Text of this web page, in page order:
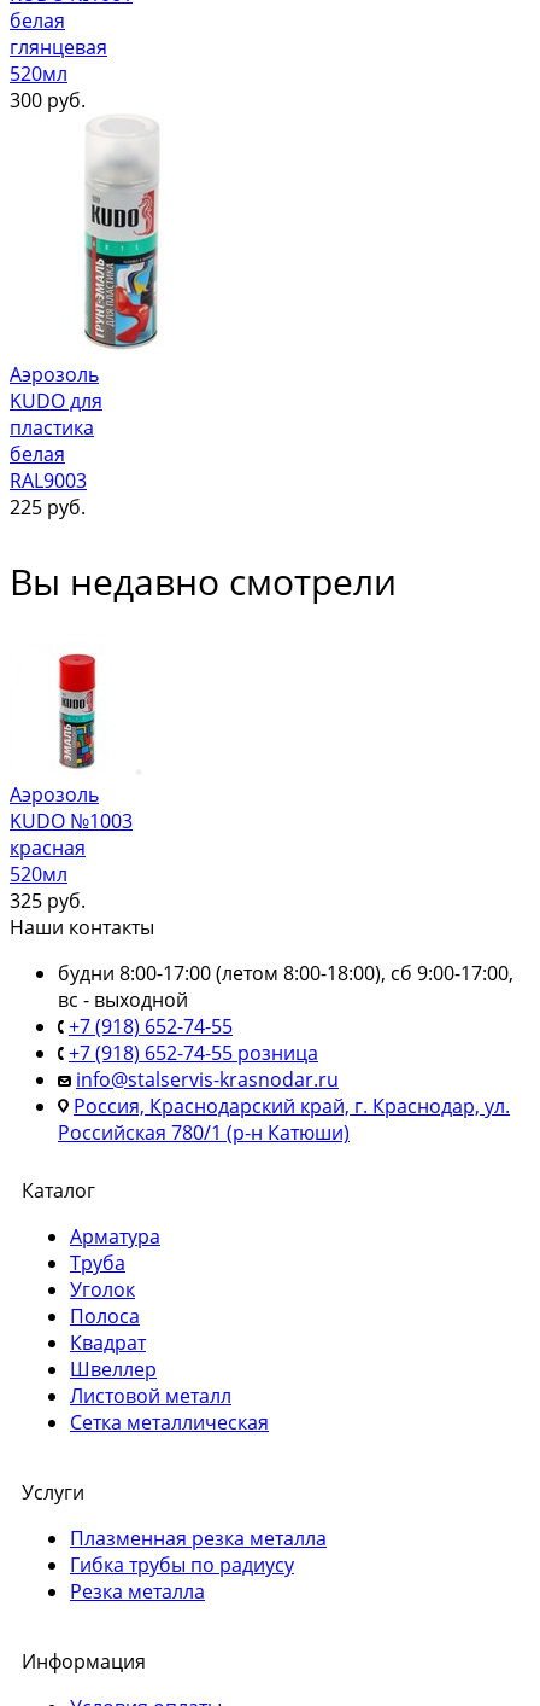
белая
глянцевая
520мл
300 руб.
Аэрозоль
KUDO для
пластика
белая
RAL9003
225 руб.
Вы недавно смотрели
Аэрозоль
KUDO №1003
красная
520мл
325 руб.
Наши контакты
будни 8:00-17:00 (летом 8:00-18:00), сб 9:00-17:00,
вс - выходной
+7 (918) 652-74-55
+7 (918) 652-74-55 розница
info@stalservis-krasnodar.ru
Россия, Краснодарский край, г. Краснодар, ул.
Российская 780/1 (р-н Катюши)
Каталог
Арматура
Труба
Уголок
Полоса
Квадрат
Швеллер
Листовой металл
Сетка металлическая
Услуги
Плазменная резка металла
Гибка трубы по радиусу
Резка металла
Информация